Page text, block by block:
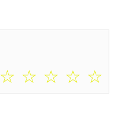
☆
☆
☆
☆
☆